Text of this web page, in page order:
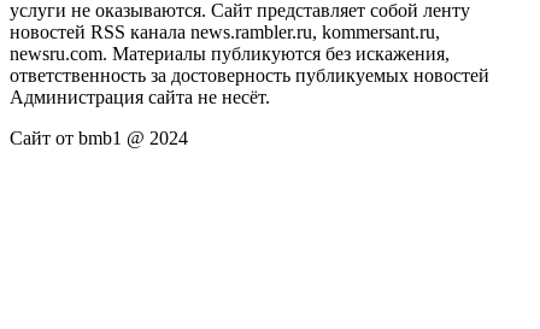
услуги не оказываются. Сайт представляет собой ленту
новостей RSS канала news.rambler.ru, kommersant.ru,
newsru.com. Материалы публикуются без искажения,
ответственность за достоверность публикуемых новостей
Администрация сайта не несёт.
Сайт от bmb1 @ 2024